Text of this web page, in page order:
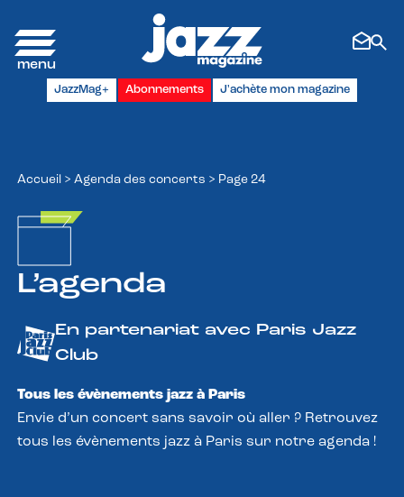
JazzMag+ Abonnements J'achète mon magazine
Accueil > Agenda des concerts > Page 24
L’agenda
En partenariat avec Paris Jazz
Club
Tous les évènements jazz à Paris
Envie d’un concert sans savoir où aller ? Retrouvez
tous les évènements jazz à Paris sur notre agenda !